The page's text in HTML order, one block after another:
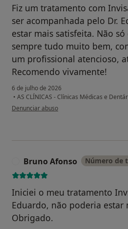
Fiz um tratamento com
ser acompanhada pelo Dr.
estar mais satisfeita. Não
sempre tudo muito bem,
um profissional atencioso,
Recomendo vivamente!
6 de julho de 2026
• AS CLÍNICAS - Clínicas Médicas e
na opinião do utilizador Isabel S.S.
Denunciar abuso
Bruno Afonso Número de
Iniciei o meu tratamento
Eduardo, não poderia estar
Obrigado.